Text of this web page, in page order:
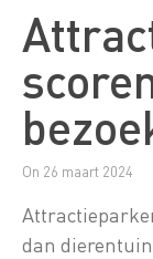
Attractieparken
On 26 maart 2024
dan